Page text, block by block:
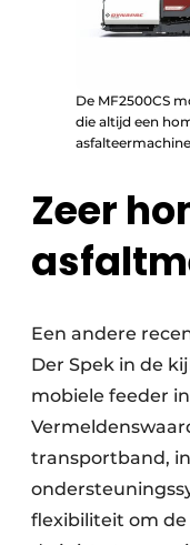
De MF2500CS
die altijd een
Zeer
Een andere
Der Spek in de
mobiele feeder
transportband,
flexibiliteit om